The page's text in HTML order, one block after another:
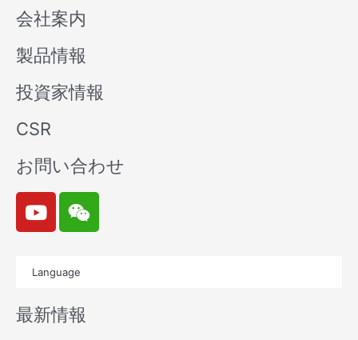
会社案内
製品情報
投資家情報
CSR
お問い合わせ
Y
o
u
b
e
W
e
i
n
Language
最新情報